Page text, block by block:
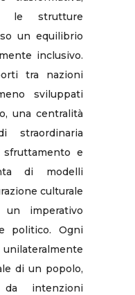
le strutture
un equilibrio
inclusivo.
tra nazioni
sviluppati
una centralità
straordinaria
e
di modelli
culturale
imperativo
politico. Ogni
di un popolo,
intenzioni